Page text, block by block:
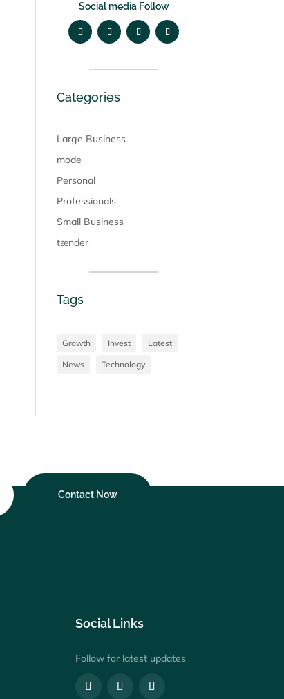
Social media Follow
Categories
Large Business
mode
Personal
Professionals
Small Business
tænder
Tags
Growth Invest Latest
News Technology
Contact Now
Social Links
Follow for latest updates